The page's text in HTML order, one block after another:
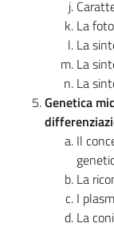
La
La
La
La
Genetica
Il
La
I
La